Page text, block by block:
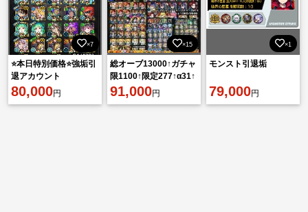
×7
⭐️本日特別価格⭐️強垢引
退アカウント
80,000円
×15
総オーブ13000↑ガチャ
限1100↑限定277↑α31↑
コラボ62 リンネ2
91,000円
×1
モンスト引退垢
79,000円